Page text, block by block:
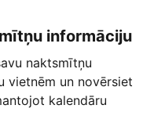
informāciju
naktsmītņu
vietnēm un novērsiet
kalendāru